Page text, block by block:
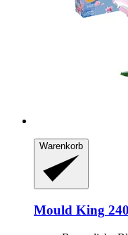
Warenkorb
Mould King